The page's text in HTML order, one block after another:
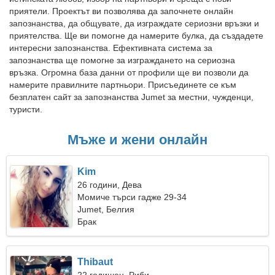
приятели. Проектът ви позволява да започнете онлайн
запознанства, да общувате, да изграждате сериозни връзки и
приятелства. Ще ви помогне да намерите булка, да създадете
интересни запознанства. Ефективната система за
запознанства ще помогне за изграждането на сериозна
връзка. Огромна база данни от профили ще ви позволи да
намерите правилните партньори. Присъединете се към
безплатен сайт за запознанства Jumet за местни, чужденци,
туристи.
Мъже и жени онлайн
Kim
26 години, Дева
Момиче търси гадже 29-34
Jumet, Белгия
Брак
Thibaut